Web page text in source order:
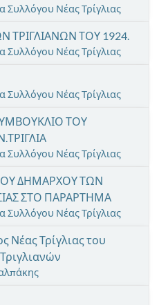
Συλλόγου Νέας Τρίγλιας
ΤΟΥ 1924.
Συλλόγου Νέας Τρίγλιας
Συλλόγου Νέας Τρίγλιας
ΤΟΥ
Συλλόγου Νέας Τρίγλιας
ΔΗΜΑΡΧΟΥ ΤΩΝ
ΣΤΟ ΠΑΡΑΡΤΗΜΑ
Συλλόγου Νέας Τρίγλιας
Νέας Τρίγλιας του